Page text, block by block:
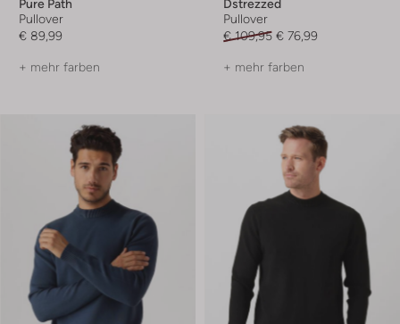
Pure Path
Pullover
€ 89,99
+ mehr farben
Dstrezzed
Pullover
€ 109,95 € 76,99
+ mehr farben